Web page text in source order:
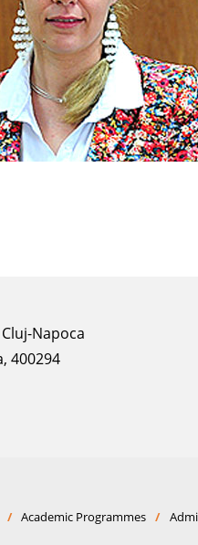
Napoca
400294
/ Academic Programmes /